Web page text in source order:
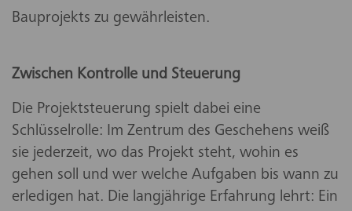
Bauprojekts zu gewährleisten.
Zwischen Kontrolle und Steuerung
Die Projektsteuerung spielt dabei eine
Schlüsselrolle: Im Zentrum des Geschehens weiß
sie jederzeit, wo das Projekt steht, wohin es
gehen soll und wer welche Aufgaben bis wann zu
erledigen hat. Die langjährige Erfahrung lehrt: Ein